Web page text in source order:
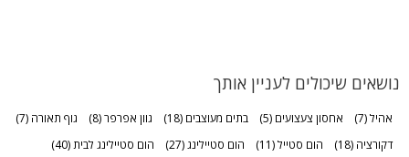
נושאים שיכולים לעניין אותך
אהיל(7) אחסון צעצועים (5) בתים מעוצבים (18) גוון אפרפר(8) גוף תאורה (7)
דקורציה (18) הום סטייל(11) הום סטיילינג(27) הום סטיילינג לבית(40)